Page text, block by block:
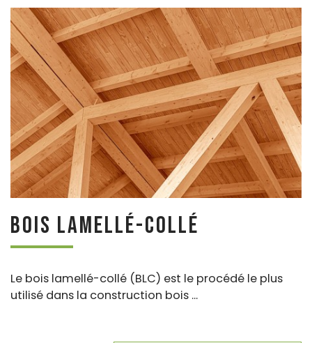
Bois lamellé-collé
Le bois lamellé-collé (BLC) est le procédé le plus
utilisé dans la construction bois ...